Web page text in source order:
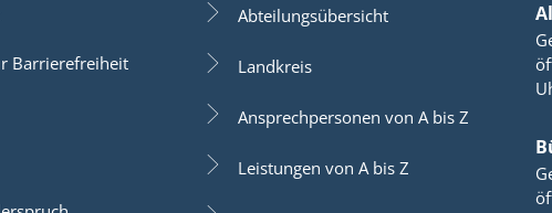
Barrierefreiheit
Abteilungsübersicht
Landkreis
Ansprechpersonen von A bis Z
Leistungen von A bis Z